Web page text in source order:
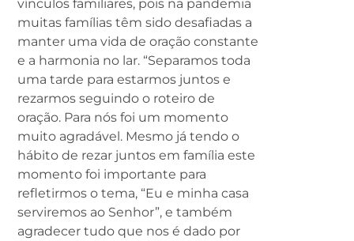
vínculos familiares, pois na pandemia
muitas famílias têm sido desafiadas a
manter uma vida de oração constante
e a harmonia no lar. “Separamos toda
uma tarde para estarmos juntos e
rezarmos seguindo o roteiro de
oração. Para nós foi um momento
muito agradável. Mesmo já tendo o
hábito de rezar juntos em família este
momento foi importante para
refletirmos o tema, “Eu e minha casa
serviremos ao Senhor”, e também
agradecer tudo que nos é dado por